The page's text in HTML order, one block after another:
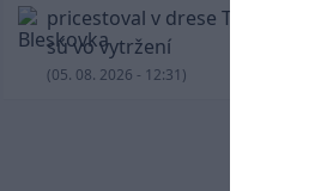
pricestoval v drese
sú vo vytržení
(05. 08. 2026 - 12:31)